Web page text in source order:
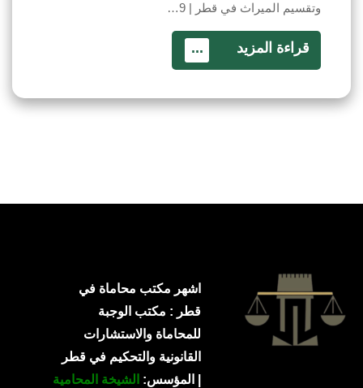
وتقسيم الميراث في قطر | 9…
قراءة المزيد ...
اشهر مكتب محاماة في
قطر : مكتب الوجبة
للمحاماة والاستشارات
القانونية والتحكيم في قطر
| المؤسس: الشيخة المحامية